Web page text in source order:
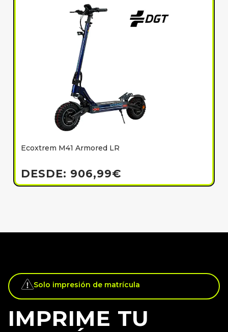
Ecoxtrem M41 Armored LR
DESDE: 906,99€
Solo impresión de matrícula
IMPRIME TU